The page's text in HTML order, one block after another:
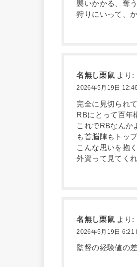
襲いかかる、奪
狩りにいって、
名無し栗鼠 より:
2026年5月19日
完全に見切られて
RBにとって百年
これでRBなんか
も首脳陣もトッ
こんな思いを抱
外資って見てく
名無し栗鼠 より:
2026年5月19日 6:21
監督の経験値の